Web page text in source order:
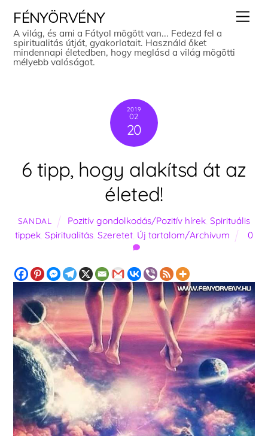
content
FÉNYÖRVÉNY
A világ, és ami a Fátyol mögött van... Fedezd fel a
spiritualitás útját, gyakorlatait. Használd őket
mindennapi életedben, hogy meglásd a világ mögötti
mélyebb valóságot.
2019
02
20
6 tipp, hogy alakítsd át az
életed!
SANDAL Pozitív gondolkodás/Pozitív hírek ,Spirituális
tippek, Spiritualitás, Szeretet, Új tartalom/Archívum 0